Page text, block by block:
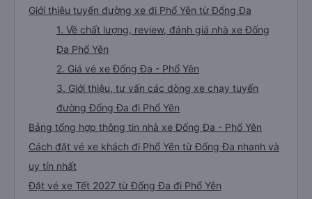
Giới thiệu tuyến đường xe đi Phổ Yên từ Đống Đa
1. Về chất lượng, review, đánh giá nhà xe Đống
Đa Phổ Yên
2. Giá vé xe Đống Đa - Phổ Yên
3. Giới thiệu, tư vấn các dòng xe chạy tuyến
đường Đống Đa đi Phổ Yên
Bảng tổng hợp thông tin nhà xe Đống Đa - Phổ Yên
Cách đặt vé xe khách đi Phổ Yên từ Đống Đa nhanh và
uy tín nhất
Đặt vé xe Tết 2027 từ Đống Đa đi Phổ Yên